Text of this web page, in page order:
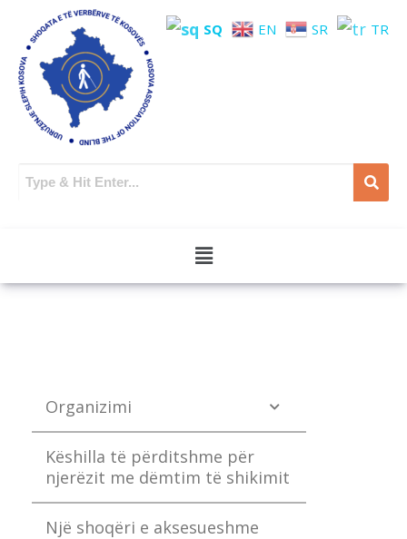
Organizimi
Këshilla të përditshme për
njerëzit me dëmtim të shikimit
Një shoqëri e aksesueshme
SQ EN SR TR